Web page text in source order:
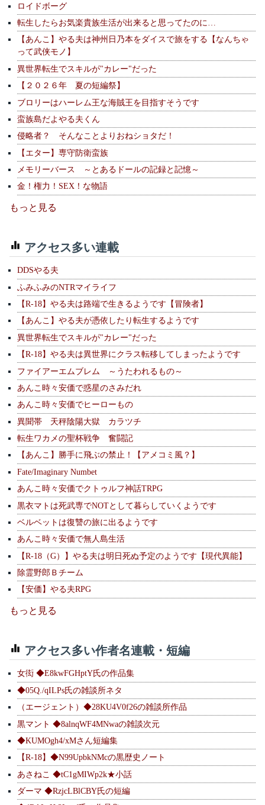
ロイドボーグ
転生したらお気楽貴族生活が出来ると思ってたのに…
【あんこ】やる夫は神州日乃本をダイスで旅をする【なんちゃ
って武侠モノ】
異世界転生でスキルが"カレー"だった
【２０２６年 夏の短編祭】
ブロリーはハーレム王な海賊王を目指すそうです
蛮族島だよやる夫くん
侵略者？ そんなことよりおねショタだ！
【エター】専守防衛蛮族
メモリーバース ～とあるドールの記録と記憶～
金！権力！SEX！な物語
もっと見る
アクセス多い連載
DDSやる夫
ふみふみのNTRマイライフ
【R-18】やる夫は路端で生きるようです【冒険者】
【あんこ】やる夫が憑依したり転生するようです
異世界転生でスキルが"カレー"だった
【R-18】やる夫は異世界にクラス転移してしまったようです
ファイアーエムブレム ～うたわれるもの～
あんこ時々安価で惑星のさみだれ
あんこ時々安価でヒーローもの
異聞帯 天秤陰陽大獄 カラツチ
転生ワカメの聖杯戦争 奮闘記
【あんこ】勝手に飛ぶの禁止！【アメコミ風？】
Fate/Imaginary Numbet
あんこ時々安価でクトゥルフ神話TRPG
黒衣マトは死武専でNOTとして暮らしていくようです
ベルベットは復讐の旅に出るようです
あんこ時々安価で無人島生活
【R-18（G）】やる夫は明日死ぬ予定のようです【現代異能】
除霊野郎Ｂチーム
【安価】やる夫RPG
もっと見る
アクセス多い作者名連載・短編
女衒 ◆E8kwFGHptY氏の作品集
◆05Q./qILPs氏の雑談所ネタ
（エージェント）◆28KU4V0f26の雑談所作品
黒マント ◆8alnqWF4MNwaの雑談次元
◆KUMOgh4/xMさん短編集
【R-18】◆N99UpbkNMcの黒歴史ノート
あさねこ ◆tC1gMIWp2k★小話
ダーマ ◆RzjcLBlCBY氏の短編